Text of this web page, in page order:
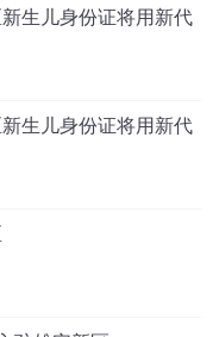
一个共融共生、互相
生儿身份证将用新代
生儿身份证将用新代